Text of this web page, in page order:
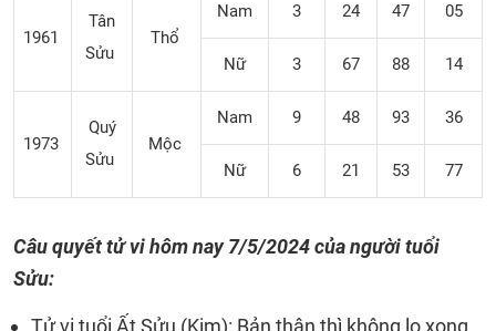
1961
Tân
Sửu
Thổ
Nam 3 24 47 05
Nữ 3 67 88 14
1973
Quý
Sửu
Mộc
Nam 9 48 93 36
Nữ 6 21 53 77
Câu quyết tử vi hôm nay7/5/2024của người tuổi
Sửu:
Tử vi tuổi Ất Sửu (Kim): Bản thân thì không lo xong